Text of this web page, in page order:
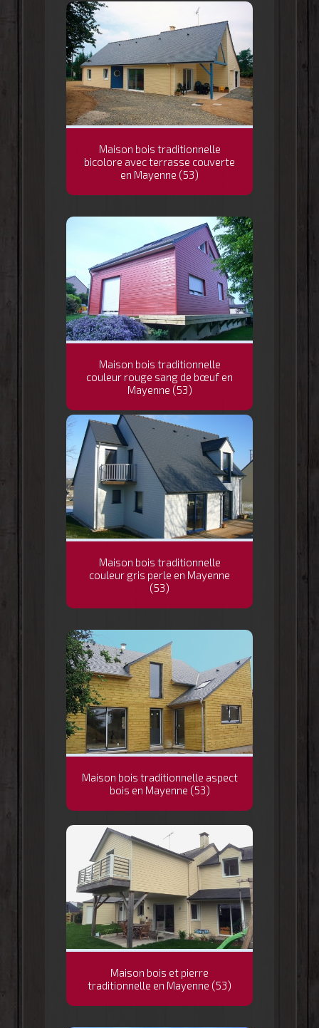
Maison bois traditionnelle
bicolore avec terrasse couverte
en Mayenne (53)
Maison bois traditionnelle
couleur rouge sang de bœuf en
Mayenne (53)
Maison bois traditionnelle
couleur gris perle en Mayenne
(53)
Maison bois traditionnelle aspect
bois en Mayenne (53)
Maison bois et pierre
traditionnelle en Mayenne (53)